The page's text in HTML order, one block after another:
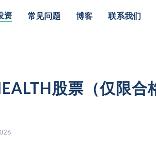
资 常见问题 博客 联系我们
股票（仅限合